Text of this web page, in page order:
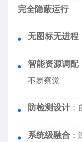
完全隐蔽运行
无图标无进程
智能资源调配
不易察觉
防检测设计
系统级融合